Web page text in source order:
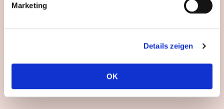
Marketing
Details zeigen
OK